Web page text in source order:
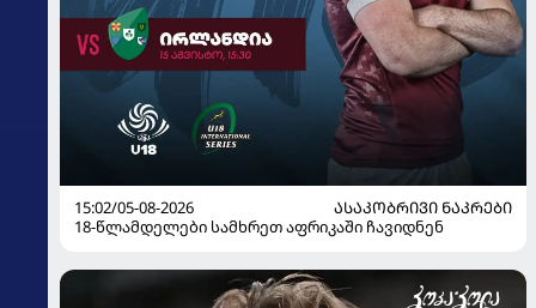
15:02/05-08-2026
ᲐᲡᲐᲙᲝᲑᲠᲘᲕᲘ ᲜᲐᲙᲠᲔᲑᲘ
18-წლამდელები სამხრეთ აფრიკაში ჩავიდნენ